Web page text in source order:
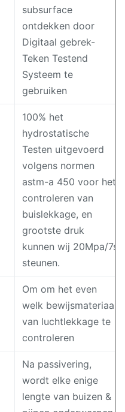
subsurface
ontdekken door
Digitaal gebrek-
Teken Testend
Systeem te
gebruiken
100% het
hydrostatische
Testen uitgevoerd
volgens normen
astm-a 450 voor het
controleren van
buislekkage, en
grootste druk
kunnen wij 20Mpa/7s
steunen.
Om om het even
welk bewijsmateriaal
van luchtlekkage te
controleren
Na passivering,
wordt elke enige
lengte van buizen &